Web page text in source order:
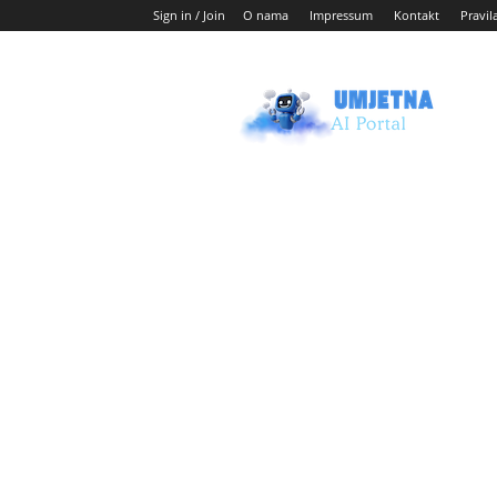
Sign in / Join O nama Impressum Kontakt
AI
blog